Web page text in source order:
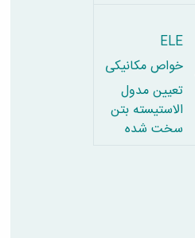
ELE
خواص مکانیکی
تعیین مدول
الاستیسته بتن
سخت شده